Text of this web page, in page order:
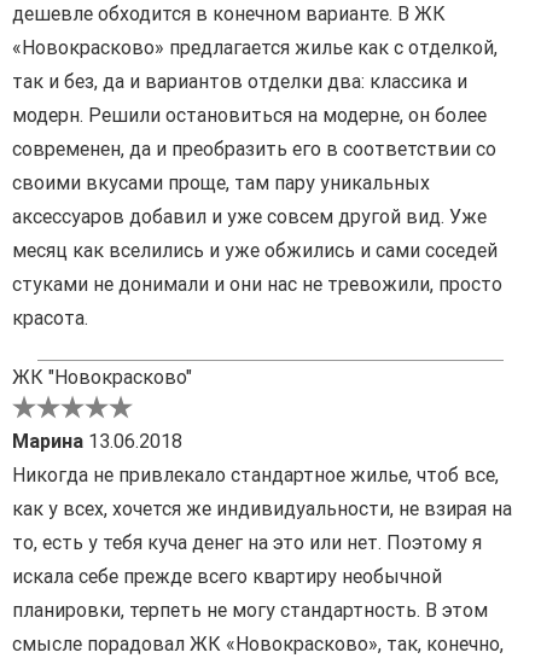
дешевле обходится в конечном варианте. В ЖК
«Новокрасково» предлагается жилье как с отделкой,
так и без, да и вариантов отделки два: классика и
модерн. Решили остановиться на модерне, он более
современен, да и преобразить его в соответствии со
своими вкусами проще, там пару уникальных
аксессуаров добавил и уже совсем другой вид. Уже
месяц как вселились и уже обжились и сами соседей
стуками не донимали и они нас не тревожили, просто
красота.
ЖК "Новокрасково"
Марина 13.06.2018
Никогда не привлекало стандартное жилье, чтоб все,
как у всех, хочется же индивидуальности, не взирая на
то, есть у тебя куча денег на это или нет. Поэтому я
искала себе прежде всего квартиру необычной
планировки, терпеть не могу стандартность. В этом
смысле порадовал ЖК «Новокрасково», так, конечно,